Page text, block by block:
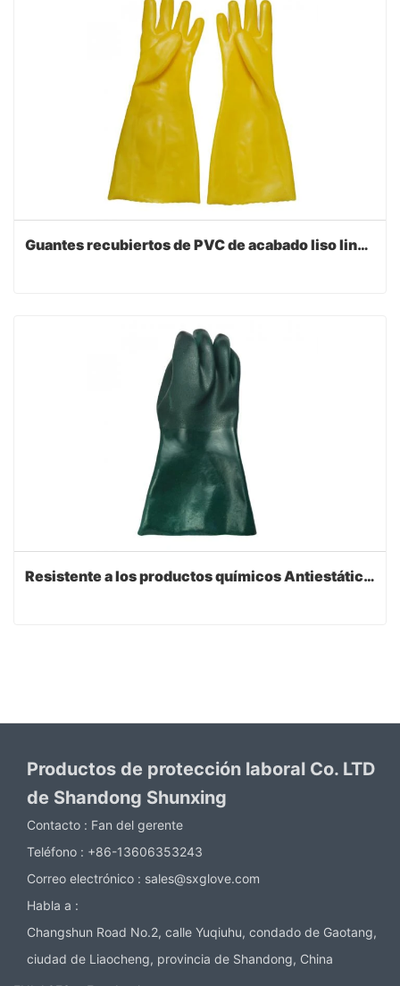
Guantes recubiertos de PVC de acabado liso lino de algodón 45cm
Resistente a los productos químicos Antiestático Verde Pvc de doble inmersión 14" Guantelete
Productos de protección laboral Co. LTD
de Shandong Shunxing
Contacto : Fan del gerente
Teléfono : +86-13606353243
Correo electrónico : sales@sxglove.com
Habla a :
Changshun Road No.2, calle Yuqiuhu, condado de Gaotang,
ciudad de Liaocheng, provincia de Shandong, China